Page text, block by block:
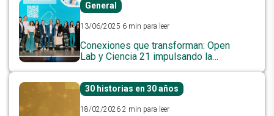
General
13/06/2025 6 min para leer
Conexiones que transforman: Open
Lab y Ciencia 21 impulsando la
30 historias en 30 años
18/02/2026 2 min para leer